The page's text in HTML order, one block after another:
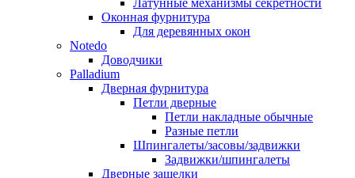
Латунные механизмы секретности
Оконная фурнитура
Для деревянных окон
Notedo
Доводчики
Palladium
Дверная фурнитура
Петли дверные
Петли накладные обычные
Разные петли
Шпингалеты/засовы/задвижки
Задвижки/шпингалеты
Дверные защелки